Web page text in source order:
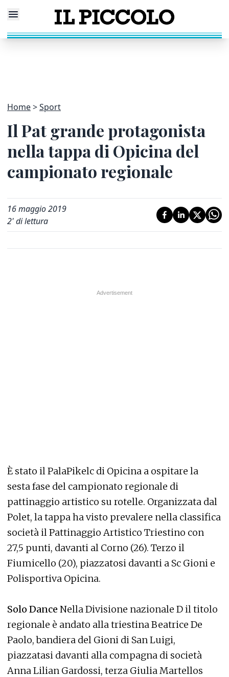
Home Sport
Il Pat grande protagonista
nella tappa di Opicina del
campionato regionale
16 maggio 2019
2' di lettura
È stato il PalaPikelc di Opicina a ospitare la
sesta fase del campionato regionale di
pattinaggio artistico su rotelle. Organizzata dal
Polet, la tappa ha visto prevalere nella classifica
società il Pattinaggio Artistico Triestino con
27,5 punti, davanti al Corno (26). Terzo il
Fiumicello (20), piazzatosi davanti a Sc Gioni e
Polisportiva Opicina.
Solo Dance Nella Divisione nazionale D il titolo
regionale è andato alla triestina Beatrice De
Paolo, bandiera del Gioni di San Luigi,
piazzatasi davanti alla compagna di società
Anna Lilian Gardossi, terza Giulia Martellos